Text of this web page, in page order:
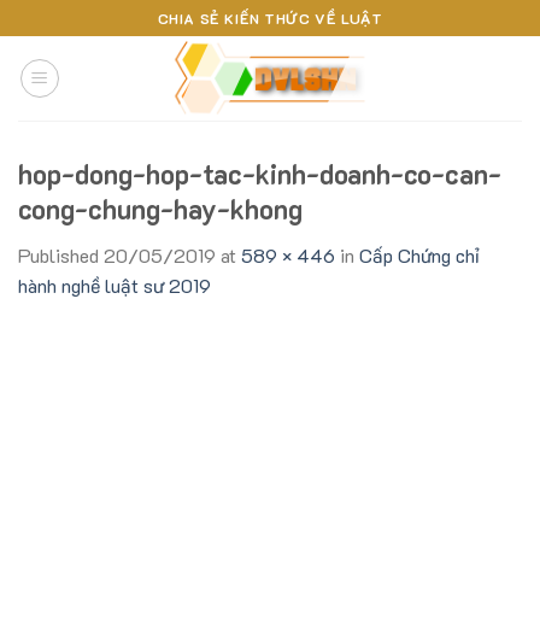
to
content
CHIA SẺ KIẾN THỨC VỀ LUẬT
hop-dong-hop-tac-kinh-doanh-co-can-
cong-chung-hay-khong
Published 20/05/2019 at 589 × 446 in Cấp Chứng chỉ
hành nghề luật sư 2019